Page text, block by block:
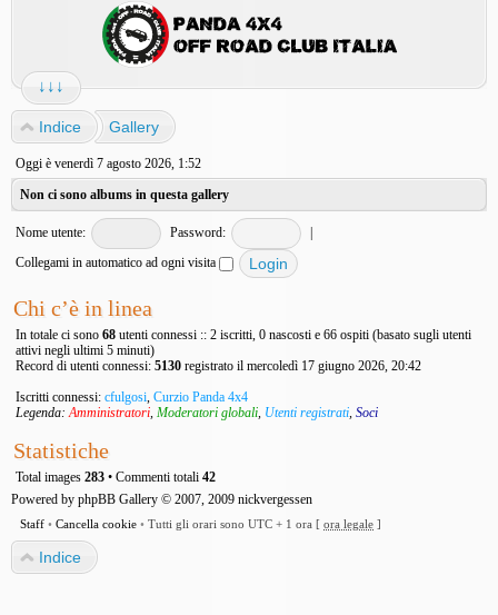
↓↓↓
Indice Gallery
Oggi è venerdì 7 agosto 2026, 1:52
Non ci sono albums in questa gallery
Nome utente: Password:
|
Collegami in automatico ad ogni visita
Chi c’è in linea
In totale ci sono 68 utenti connessi :: 2 iscritti, 0 nascosti e 66 ospiti (basato sugli utenti
attivi negli ultimi 5 minuti)
Record di utenti connessi: 5130 registrato il mercoledì 17 giugno 2026, 20:42
Iscritti connessi: cfulgosi, Curzio Panda 4x4
Legenda:Amministratori, Moderatori globali, Utenti registrati, Soci
Statistiche
Total images 283 • Commenti totali 42
Powered by phpBB Gallery © 2007, 2009 nickvergessen
Staff • Cancella cookie • Tutti gli orari sono UTC + 1 ora [ ora legale ]
Indice